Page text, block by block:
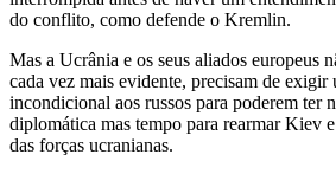
do conflito, como defende o Kremlin.
Mas a Ucrânia e os seus aliados europeus
cada vez mais evidente, precisam de exigir
incondicional aos russos para poderem ter
diplomática mas tempo para rearmar Kiev
das forças ucranianas.